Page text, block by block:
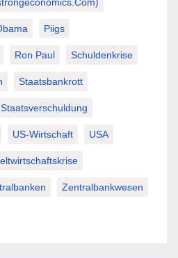
Piigs
Ron Paul Schuldenkrise
Staatsbankrott
Staatsverschuldung
US-Wirtschaft USA
Zentralbankwesen